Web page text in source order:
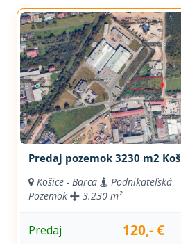
Predaj pozemok 3230 m2
Košice - Barca
Podnikateľská
Pozemok
3.230 m²
Predaj 120,- €